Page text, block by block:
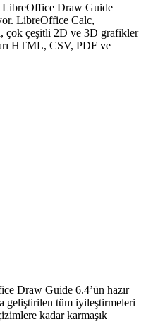
LibreOffice Draw Guide
LibreOffice Calc,
çok çeşitli 2D ve 3D grafikler
HTML, CSV, PDF ve
Draw Guide 6.4’ün hazır
geliştirilen tüm iyileştirmeleri
kadar karmaşık